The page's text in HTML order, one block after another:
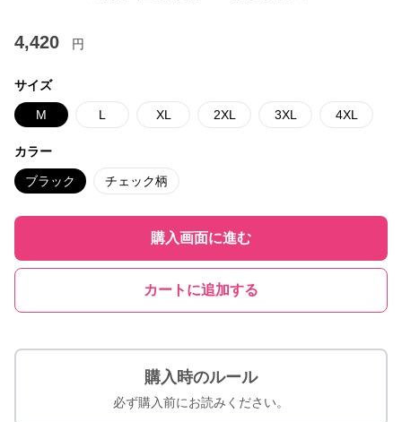
4,420 円
サイズ
M L XL 2XL 3XL 4XL
カラー
ブラック チェック柄
購入画面に進む
カートに追加する
購入時のルール
必ず購入前にお読みください。